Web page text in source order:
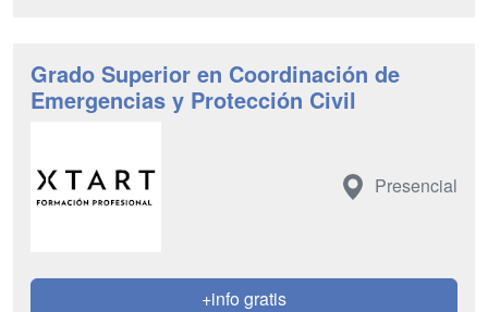
Grado Superior en Coordinación de
Emergencias y Protección Civil
Presencial
+info gratis